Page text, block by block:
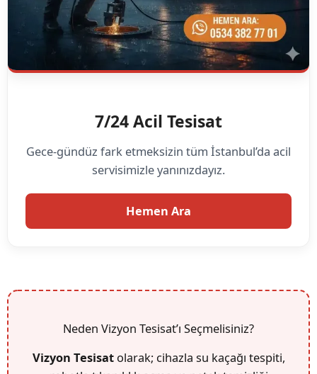
7/24 Acil Tesisat
Gece-gündüz fark etmeksizin tüm İstanbul’da acil
servisimizle yanınızdayız.
Hemen Ara
Neden Vizyon Tesisat’ı Seçmelisiniz?
Vizyon Tesisatolarak; cihazla su kaçağı tespiti,